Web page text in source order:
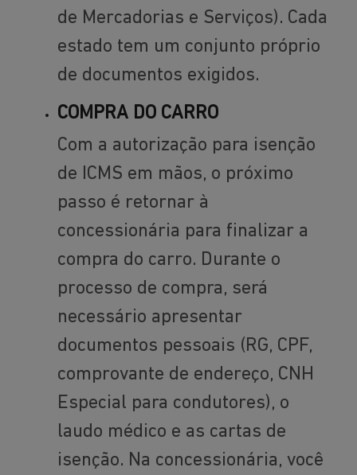
de Mercadorias e Serviços). Cada
estado tem um conjunto próprio
de documentos exigidos.
COMPRA DO CARRO
Com a autorização para isenção
de ICMS em mãos, o próximo
passo é retornar à
concessionária para finalizar a
compra do carro. Durante o
processo de compra, será
necessário apresentar
documentos pessoais (RG, CPF,
comprovante de endereço, CNH
Especial para condutores), o
laudo médico e as cartas de
isenção. Na concessionária, você